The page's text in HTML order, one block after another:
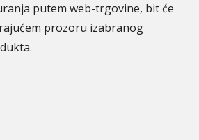
putem web-trgovine, bit će
prozoru izabranog